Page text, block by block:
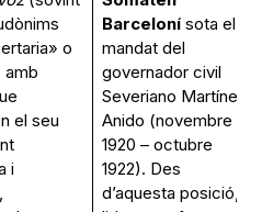
o
amb
el seu
i
Barcelonísota el
mandat del
governador civil
Severiano Martínez
Anido (novembre
1920 – octubre
1922). Des
d’aquesta posició,